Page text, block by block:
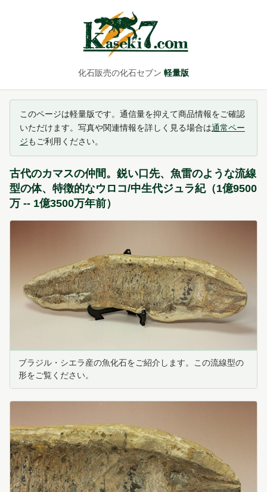
化石販売の化石セブン 軽量版
このページは軽量版です。通信量を抑えて商品情報をご確認
いただけます。写真や関連情報を詳しく見る場合は通常ペー
ジもご利用ください。
古代のカマスの仲間。鋭い口先、魚雷のような流線
型の体、特徴的なウロコ/中生代ジュラ紀（1億9500
万 -- 1億3500万年前）
ブラジル・シエラ産の魚化石をご紹介します。この流線型の
形をご覧ください。